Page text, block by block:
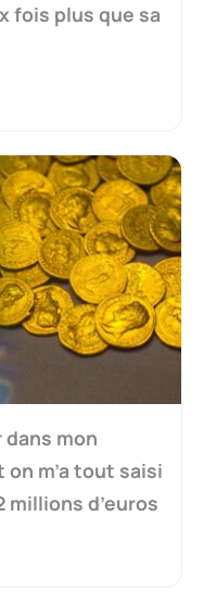
fois plus que sa
dans mon
m’a tout saisi
millions d’euros